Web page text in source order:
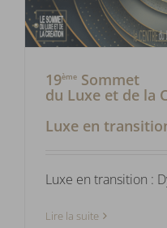
19ème Sommet
du Luxe et de la
Luxe en
Luxe en transition :
Lire la suite